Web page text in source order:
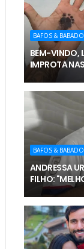
BAFOS &
BEM-VINDO,
IMPROTA
BAFOS &
ANDRESSA
FILHO: